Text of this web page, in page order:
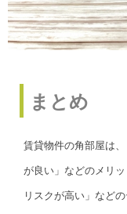
まとめ
賃貸物件の角部屋は
が良い」などのメリ
リスクが高い」など